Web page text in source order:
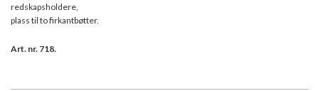
redskapsholdere,
plass til to firkantbøtter.
Art. nr. 718.